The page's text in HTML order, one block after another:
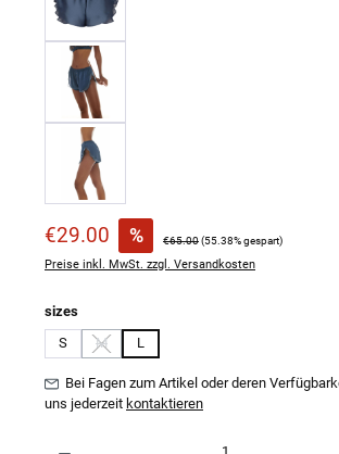
Verkaufspreis:
€29.00 % Regulärer Preis:
€65.00(55.38% gespart)
Preise inkl. MwSt. zzgl. Versandkosten
sizesauswählen
S
M
(Diese Option ist zurzeit nicht verfügbar.)
L
Bei Fagen zum Artikel oder deren
uns jederzeit kontaktieren